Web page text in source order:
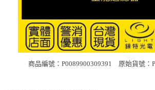
商品編號：P0089900309391 原始貨號：